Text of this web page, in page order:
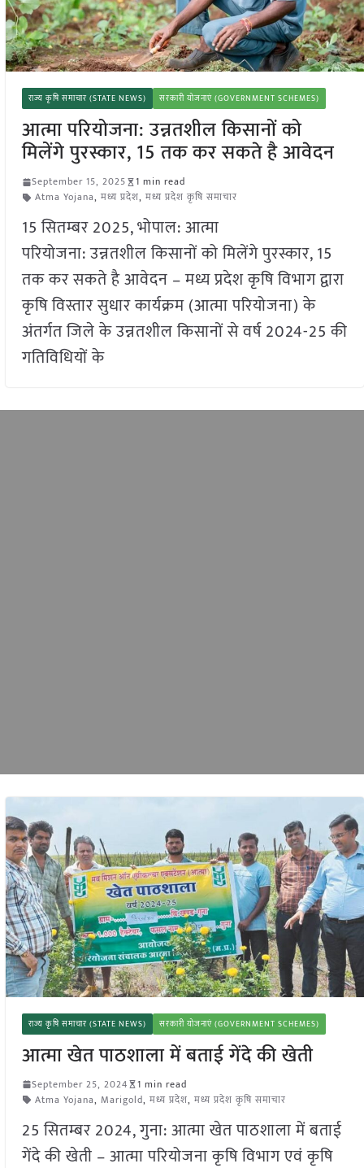
राज्य कृषि समाचार (STATE NEWS) सरकारी योजनाएं (GOVERNMENT SCHEMES)
आत्मा परियोजना: उन्नतशील किसानों को
मिलेंगे पुरस्कार, 15 तक कर सकते है आवेदन
September 15, 2025
1 min read
Atma Yojana, मध्य प्रदेश, मध्य प्रदेश कृषि समाचार
15 सितम्बर 2025, भोपाल: आत्मा
परियोजना: उन्नतशील किसानों को मिलेंगे पुरस्कार, 15
तक कर सकते है आवेदन – मध्य प्रदेश कृषि विभाग द्वारा
कृषि विस्तार सुधार कार्यक्रम (आत्मा परियोजना) के
अंतर्गत जिले के उन्नतशील किसानों से वर्ष 2024-25 की
गतिविधियों के
राज्य कृषि समाचार (STATE NEWS) सरकारी योजनाएं (GOVERNMENT SCHEMES)
आत्मा खेत पाठशाला में बताई गेंदे की खेती
September 25, 2024
1 min read
Atma Yojana, Marigold, मध्य प्रदेश, मध्य प्रदेश कृषि समाचार
25 सितम्बर 2024, गुना: आत्मा खेत पाठशाला में बताई
गेंदे की खेती – आत्मा परियोजना कृषि विभाग एवं कृषि